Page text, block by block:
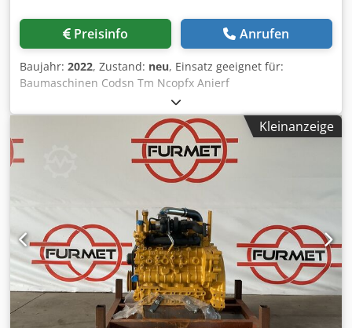
Preisinfo Anrufen
Baujahr: 2022, Zustand: neu, Einsatz geeignet für:
Baumaschinen Codsn Tm Ncopfx Anierf
Kleinanzeige